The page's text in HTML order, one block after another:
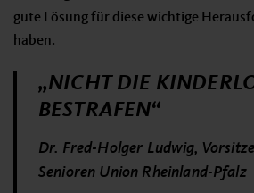
gute Lösung für diese wichtige
haben.
„NICHT DIE
BESTRAFEN“
Dr. Fred-Holger Ludwig,
Senioren Union Rheinland-Pfalz